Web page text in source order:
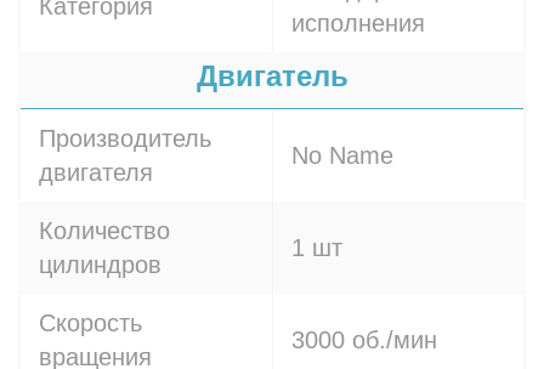
Категория
исполнения
Двигатель
Производитель
двигателя
No Name
Количество
цилиндров
1 шт
Скорость
вращения
3000 об./мин